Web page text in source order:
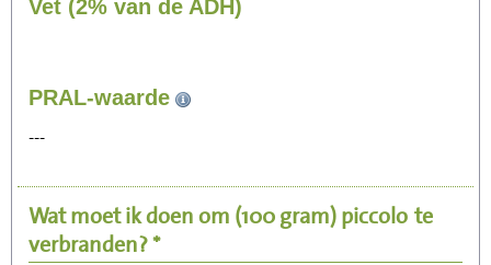
Vet (2% van de ADH)
PRAL-waarde
---
Wat moet ik doen om (100 gram)piccolo te
verbranden? *
Zitten, tv kijken
Wandelen (5 km/uur) 55